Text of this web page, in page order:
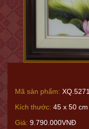
Mã sản phẩm: XQ.5271
Kích thước: 45 x 50 cm
Giá: 9.790.000VNĐ